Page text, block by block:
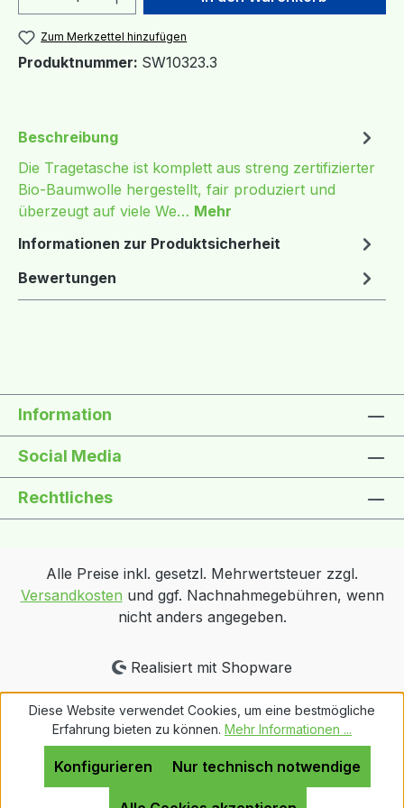
Zum Merkzettel hinzufügen
Produktnummer: SW10323.3
Beschreibung
Die Tragetasche ist komplett aus streng zertifizierter
Bio-Baumwolle hergestellt, fair produziert und
überzeugt auf viele We… Mehr
Informationen zur Produktsicherheit
Bewertungen
Information
Social Media
Rechtliches
Alle Preise inkl. gesetzl. Mehrwertsteuer zzgl.
Versandkosten und ggf. Nachnahmegebühren, wenn
nicht anders angegeben.
Realisiert mit Shopware
Diese Website verwendet Cookies, um eine bestmögliche
Erfahrung bieten zu können. Mehr Informationen ...
Nur technisch notwendige
Konfigurieren